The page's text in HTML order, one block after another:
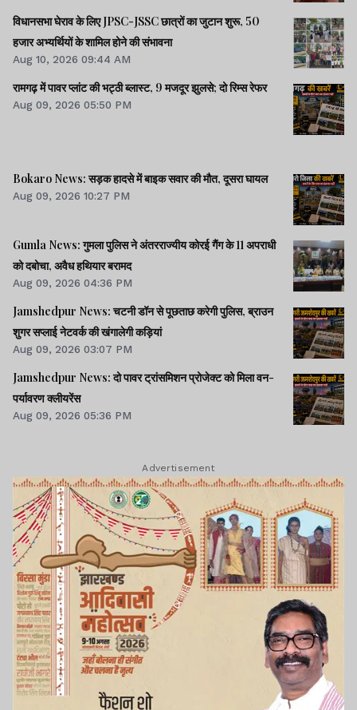
विधानसभा घेराव के लिए JPSC-JSSC छात्रों का जुटान शुरू, 50
हजार अभ्यर्थियों के शामिल होने की संभावना
Aug 10, 2026 09:44 AM
रामगढ़ में पावर प्लांट की भट्ठी ब्लास्ट, 9 मजदूर झुलसे; दो रिम्स रेफर
Aug 09, 2026 05:50 PM
Bokaro News: सड़क हादसे में बाइक सवार की मौत, दूसरा घायल
Aug 09, 2026 10:27 PM
Gumla News: गुमला पुलिस ने अंतरराज्यीय कोरई गैंग के 11 अपराधी
को दबोचा, अवैध हथियार बरामद
Aug 09, 2026 04:36 PM
Jamshedpur News: चटनी डॉन से पूछताछ करेगी पुलिस, ब्राउन
शुगर सप्लाई नेटवर्क की खंगालेगी कड़ियां
Aug 09, 2026 03:07 PM
Jamshedpur News: दो पावर ट्रांसमिशन प्रोजेक्ट को मिला वन-
पर्यावरण क्लीयरेंस
Aug 09, 2026 05:36 PM
Advertisement